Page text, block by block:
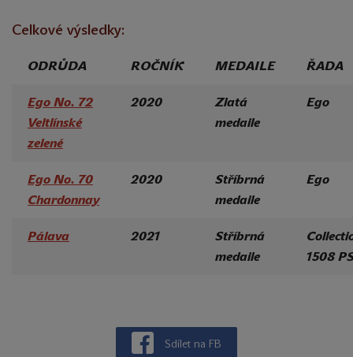
Celkové výsledky:
ODRŮDA ROČNÍK MEDAILE ŘADA
Ego No. 72
Veltlínské
zelené
2020
Zlatá
medaile
Ego
Ego No. 70
Chardonnay
2020
Stříbrná
medaile
Ego
Pálava 2021
Stříbrná
medaile
1508
Sdílet na FB